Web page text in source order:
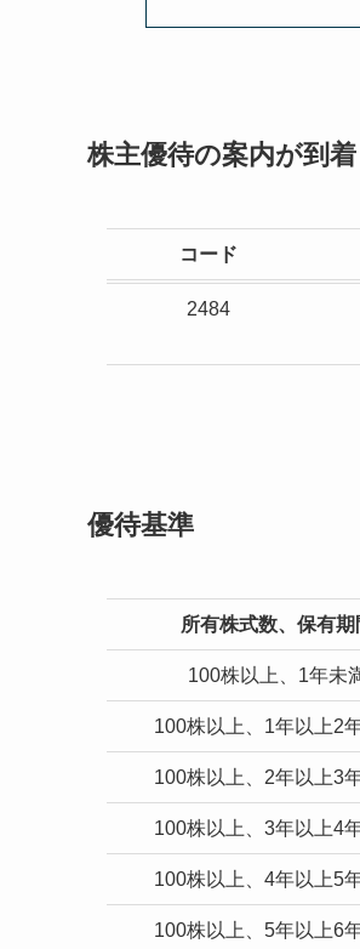
株主優待の案内が到
コード
2484
優待基準
所有株式数、保有期
100株以上、1年未
100株以上、1年以上2
100株以上、2年以上3
100株以上、3年以上4
100株以上、4年以上5
100株以上、5年以上6